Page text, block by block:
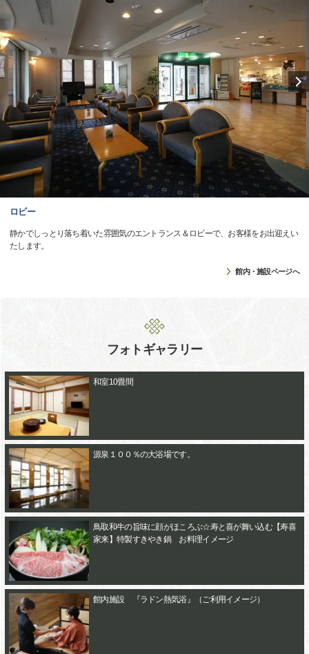
ロビー
静かでしっとり落ち着いた雰囲気のエントランス＆ロビーで、お客様をお出迎えい
たします。
館内・施設ページへ
フォトギャラリー
和室10畳間
源泉１００％の大浴場です。
鳥取和牛の旨味に顔がほころぶ☆寿と喜が舞い込む【寿喜
家来】特製すきやき鍋 お料理イメージ
館内施設 『ラドン熱気浴』（ご利用イメージ）